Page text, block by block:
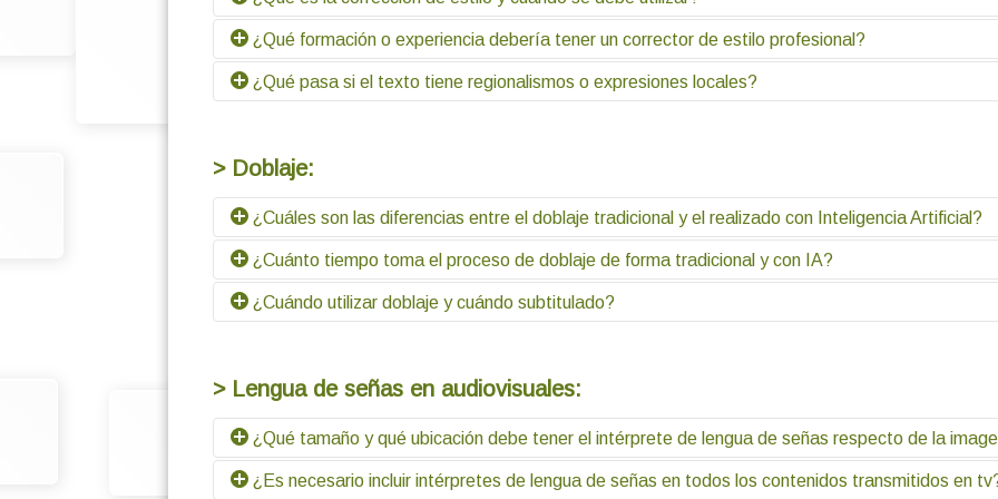
Es un ajuste del texto para hacerlo claro, coherente y preciso; se usa en documentos que tienen
documentos que van a compartirse con más personas.
¿Qué formación o experiencia debería tener un corrector de estilo profesional?
Debe tener estudios en literatura, lingüística o áreas afines y experiencia en redacción.
¿Qué pasa si el texto tiene regionalismos o expresiones locales?
> Doblaje:
¿Cuáles son las diferencias entre el doblaje tradicional y el realizado con Inteligencia Artificial?
El tradicional es más emotivo y detallado, conserva completamente las intenciones del contenido
clonan las voces originales y no transmite toda la naturalidad, ni emociones del contenido original.
¿Cuánto tiempo toma el proceso de doblaje de forma tradicional y con IA?
Depende de la cantidad de personajes, el tipo de contenido y algunas otras características. El
¿Cuándo utilizar doblaje y cuándo subtitulado?
dirigido a audiencias masivas o video juegos. También se logran experiencias más inmersivas. El
conservar la interpretación original, se está aprendiendo otro idioma o para facilitar el acceso de un
> Lengua de señas en audiovisuales:
¿Qué tamaño y qué ubicación debe tener el intérprete de lengua de señas respecto de la
¿Es necesario incluir intérpretes de lengua de señas en todos los contenidos transmitidos en